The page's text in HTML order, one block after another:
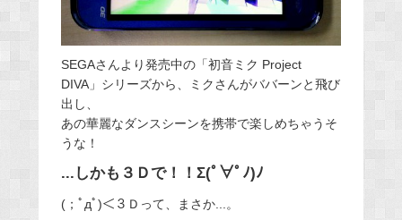
SEGAさんより発売中の「初音ミク Project
DIVA」シリーズから、ミクさんがババーンと飛び
出し、
あの華麗なダンスシーンを携帯で楽しめちゃうそ
うな！
...しかも３Ｄで！！Σ(ﾟ∀ﾟﾉ)ﾉ
(；ﾟдﾟ)＜３Ｄって、まさか...。